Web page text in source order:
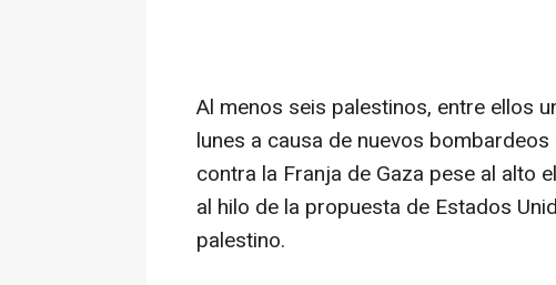
Al menos seis palestinos, entre ellos
lunes a causa de nuevos
contra la Franja de Gaza pese al alto
al hilo de la propuesta de Estados
palestino.